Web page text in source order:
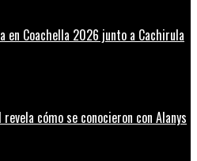
Coachella 2026 junto a Cachirula
cómo se conocieron con Alanys